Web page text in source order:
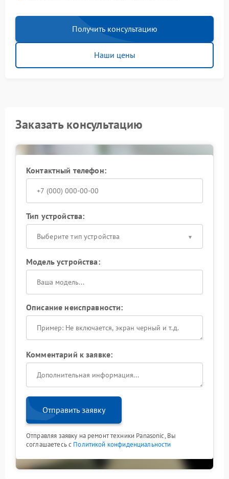
Получить консультацию
Наши цены
Заказать консультацию
Контактный телефон:
Тип устройства:
Выберите тип устройства
Модель устройства:
Описание неисправности:
Комментарий к заявке:
Отправить заявку
Отправляя заявку на ремонт техники Panasonic, Вы
соглашаетесь с Политикой конфиденциальности